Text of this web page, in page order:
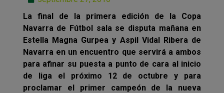
La final de la primera edición de la Copa
Navarra de Fútbol sala se disputa mañana en
Estella Magna Gurpea y Aspil Vidal Ribera de
Navarra en un encuentro que servirá a ambos
para afinar su puesta a punto de cara al inicio
de liga el próximo 12 de octubre y para
proclamar el primer campeón de la nueva